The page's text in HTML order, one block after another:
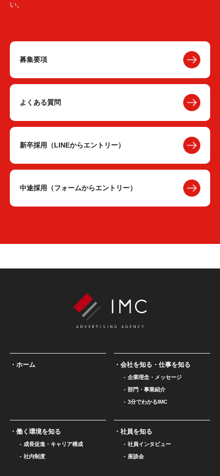
い。
募集要項
よくある質問
新卒採用（LINEからエントリー）
中途採用（フォームからエントリー）
ホーム 会社を知る・仕事を知る
企業理念・メッセージ
部門・事業紹介
3分でわかるIMC
働く環境を知る
成長促進・キャリア構成
社内制度
社員を知る
社員インタビュー
座談会